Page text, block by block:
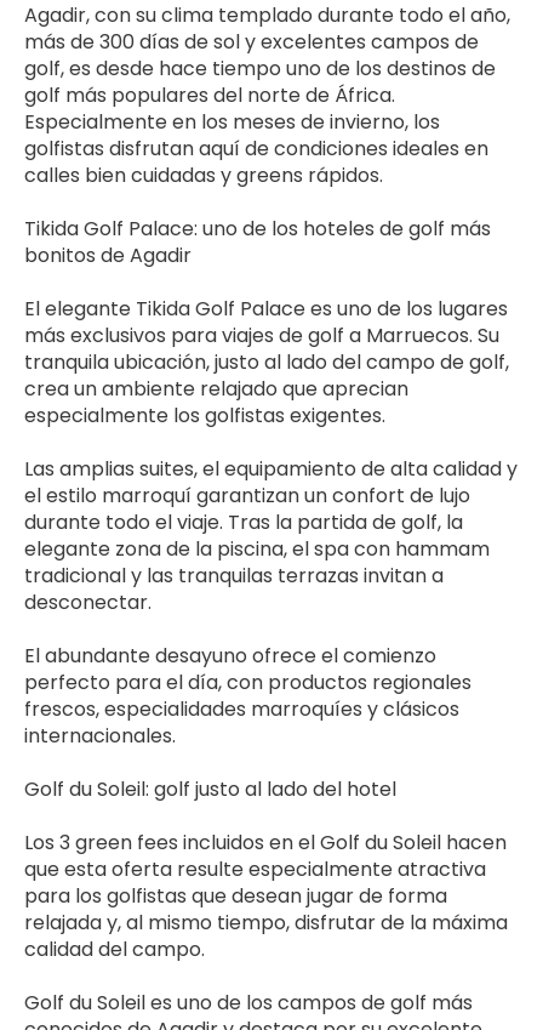
Agadir, con su clima templado durante todo el año,
más de 300 días de sol y excelentes campos de
golf, es desde hace tiempo uno de los destinos de
golf más populares del norte de África.
Especialmente en los meses de invierno, los
golfistas disfrutan aquí de condiciones ideales en
calles bien cuidadas y greens rápidos.
Tikida Golf Palace: uno de los hoteles de golf más
bonitos de Agadir
El elegante Tikida Golf Palace es uno de los lugares
más exclusivos para viajes de golf a Marruecos. Su
tranquila ubicación, justo al lado del campo de golf,
crea un ambiente relajado que aprecian
especialmente los golfistas exigentes.
Las amplias suites, el equipamiento de alta calidad y
el estilo marroquí garantizan un confort de lujo
durante todo el viaje. Tras la partida de golf, la
elegante zona de la piscina, el spa con hammam
tradicional y las tranquilas terrazas invitan a
desconectar.
El abundante desayuno ofrece el comienzo
perfecto para el día, con productos regionales
frescos, especialidades marroquíes y clásicos
internacionales.
Golf du Soleil: golf justo al lado del hotel
Los 3 green fees incluidos en el Golf du Soleil hacen
que esta oferta resulte especialmente atractiva
para los golfistas que desean jugar de forma
relajada y, al mismo tiempo, disfrutar de la máxima
calidad del campo.
Golf du Soleil es uno de los campos de golf más